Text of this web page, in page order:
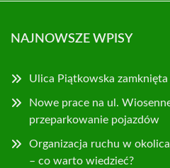
NAJNOWSZE WPISY
Ulica Piątkowska
Nowe prace na ul.
przeparkowanie pojazdów
Organizacja ruchu w
– co warto wiedzieć?